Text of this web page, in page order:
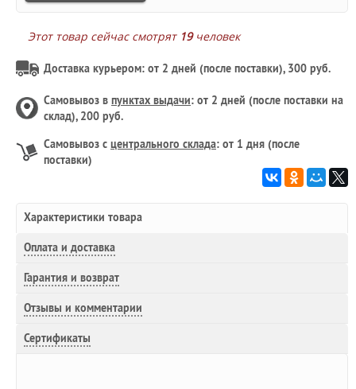
Этот товар сейчас смотрят 19человек
Доставка курьером: от 2 дней (после поставки), 300 руб.
Самовывоз в пунктах выдачи: от 2 дней (после поставки на
склад), 200 руб.
Самовывоз с центрального склада: от 1 дня (после
поставки)
Характеристики товара
Оплата и доставка
Гарантия и возврат
Отзывы и комментарии
Сертификаты